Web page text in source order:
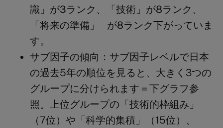
識」が3ランク、「技術」が8ランク、
「将来の準備」 が8ランク下がっていま
す。
サブ因子の傾向： サブ因子レベルで日本
の過去5年の順位を見ると、大きく3つの
グループに分けられます＝下グラフ参
照。上位グループの「技術的枠組み」
（7位）や「科学的集積」（15位）、